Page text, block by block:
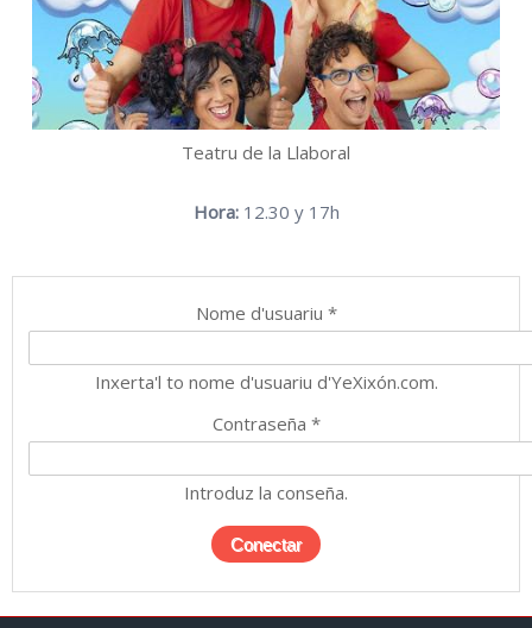
Teatru de la Llaboral
Hora:12.30 y 17h
Nome d'usuariu *
Inxerta'l to nome d'usuariu d'YeXixón.com.
Contraseña *
Introduz la conseña.